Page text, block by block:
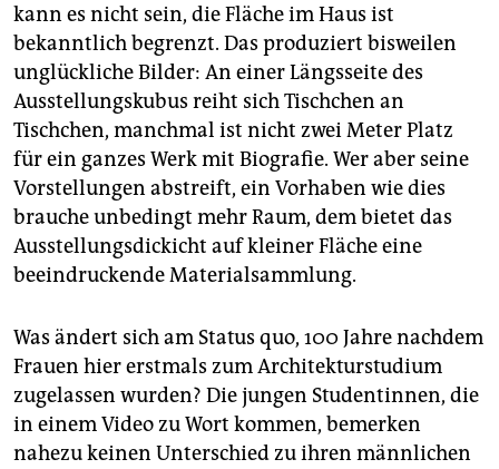
kann es nicht sein, die Fläche im Haus ist
bekanntlich begrenzt. Das produziert bisweilen
unglückliche Bilder: An einer Längsseite des
Ausstellungskubus reiht sich Tischchen an
Tischchen, manchmal ist nicht zwei Meter Platz
für ein ganzes Werk mit Biografie. Wer aber seine
Vorstellungen abstreift, ein Vorhaben wie dies
brauche unbedingt mehr Raum, dem bietet das
Ausstellungsdickicht auf kleiner Fläche eine
beeindruckende Materialsammlung.
Was ändert sich am Status quo, 100 Jahre nachdem
Frauen hier erstmals zum Architekturstudium
zugelassen wurden? Die jungen Studentinnen, die
in einem Video zu Wort kommen, bemerken
nahezu keinen Unterschied zu ihren männlichen